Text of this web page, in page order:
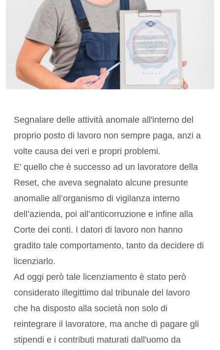
Segnalare delle attività anomale all'interno del
proprio posto di lavoro non sempre paga, anzi a
volte causa dei veri e propri problemi.
E' quello che è successo ad un lavoratore della
Reset, che aveva segnalato alcune presunte
anomalie all’organismo di vigilanza interno
dell’azienda, poi all’anticorruzione e infine alla
Corte dei conti. I datori di lavoro non hanno
gradito tale comportamento, tanto da decidere di
licenziarlo.
Ad oggi però tale licenziamento è stato però
considerato illegittimo dal tribunale del lavoro
che ha disposto alla società non solo di
reintegrare il lavoratore, ma anche di pagare gli
stipendi e i contributi maturati dall'uomo da